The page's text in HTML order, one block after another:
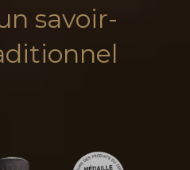
savoir-